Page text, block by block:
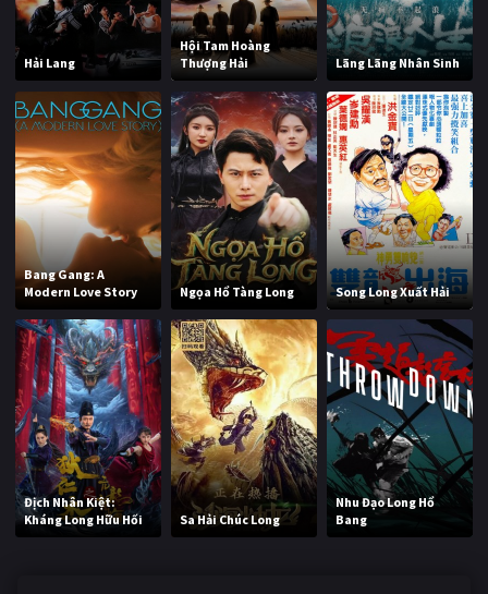
Hải Lang
Hội Tam Hoàng
Thượng Hải
Lãng Lãng Nhân Sinh
Bang Gang: A
Modern Love Story
Ngọa Hổ Tàng Long Song Long Xuất Hải
Địch Nhân Kiệt:
Kháng Long Hữu Hối
Sa Hải Chúc Long
Nhu Đạo Long Hổ
Bang